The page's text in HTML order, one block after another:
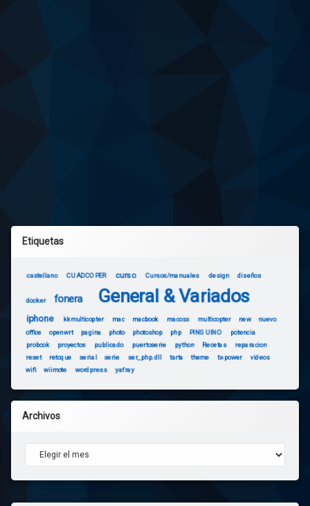
Etiquetas
castellano CUADCOPER curso Cursos/manuales design diseños
docker fonera General & Variados
iphone kkmulticopter mac macbook macosx multicopter new
nuevo
office
openwrt pagina photo photoshop php PINGUINO
potencia
probook
proyectos publicado puertoserie python Recetas
reparacion
reset
retoque serial serie ser_php.dll tarta theme tx-power
videos
wifi
wiimote wordpress yafray
Archivos
Archivos